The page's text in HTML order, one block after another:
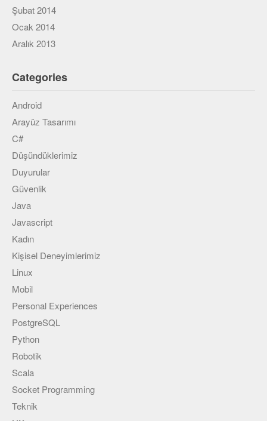
Şubat 2014
Ocak 2014
Aralık 2013
Categories
Android
Arayüz Tasarımı
C#
Düşündüklerimiz
Duyurular
Güvenlik
Java
Javascript
Kadın
Kişisel Deneyimlerimiz
Linux
Mobil
Personal Experiences
PostgreSQL
Python
Robotik
Scala
Socket Programming
Teknik